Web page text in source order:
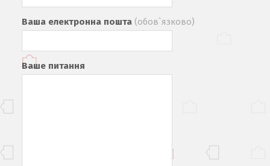
Ваша електронна пошта (обов`язково)
Ваше питання